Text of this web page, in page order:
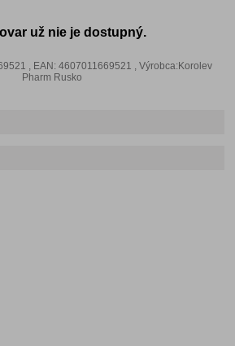
už nie je dostupný.
, EAN: 4607011669521 , Výrobca:Korolev
Pharm Rusko